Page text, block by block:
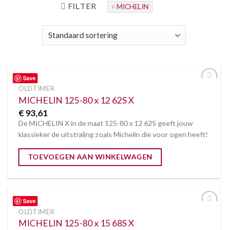
FILTER MICHELIN
Save
OLDTIMER
MICHELIN 125-80 x 12 62S X
€93,61
De MICHELIN X in de maat 125-80 x 12 62S geeft jouw
klassieker de uitstraling zoals Michelin die voor ogen heeft!
TOEVOEGEN AAN WINKELWAGEN
Save
OLDTIMER
MICHELIN 125-80 x 15 68S X